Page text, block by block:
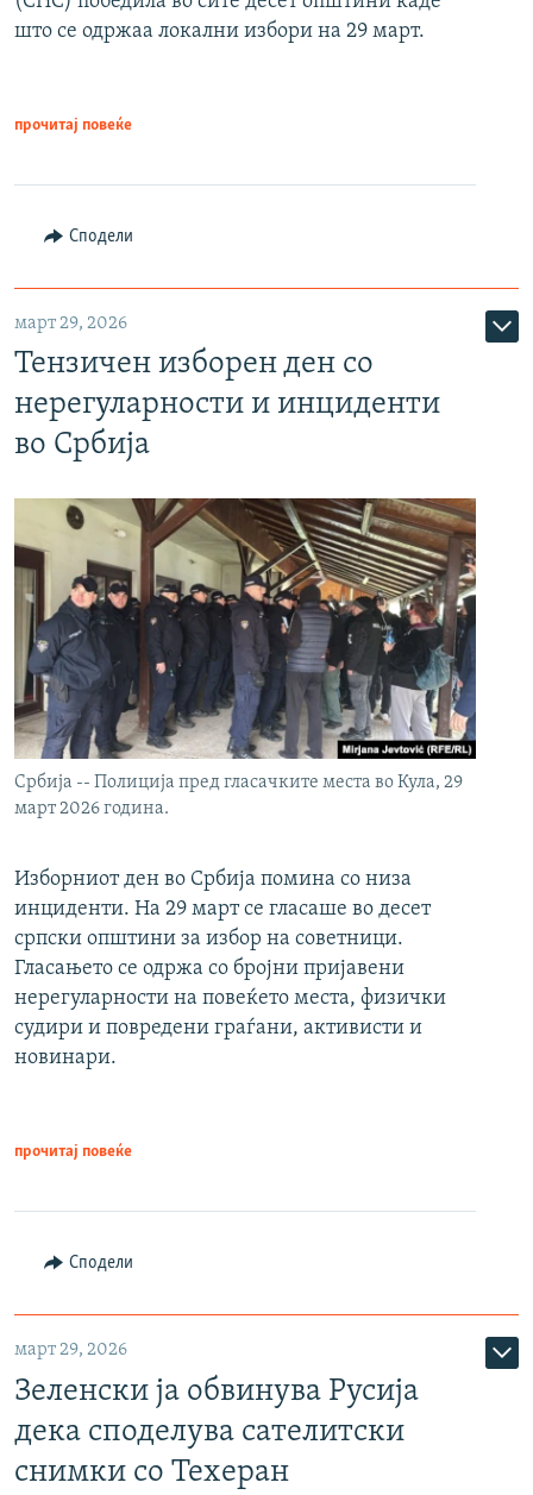
што се одржаа локални избори на 29 март.
прочитај повеќе
Сподели
март 29, 2026
Тензичен изборен ден со
нерегуларности и инциденти
во Србија
Србија -- Полиција пред гласачките места во Кула, 29
март 2026 година.
Изборниот ден во Србија помина со низа
инциденти. На 29 март се гласаше во десет
српски општини за избор на советници.
Гласањето се одржа со бројни пријавени
нерегуларности на повеќето места, физички
судири и повредени граѓани, активисти и
новинари.
прочитај повеќе
Сподели
март 29, 2026
Зеленски ја обвинува Русија
дека споделува сателитски
снимки со Техеран